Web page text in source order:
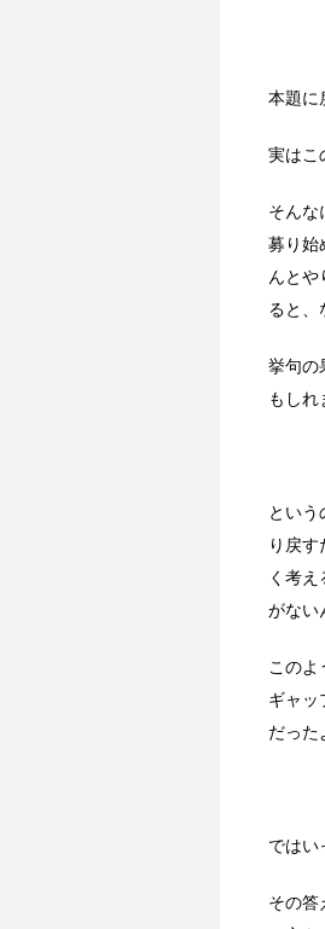
本題に
実はこ
そんな
募り始
んと
ると、
挙句の
もしれ
という
り戻
く考
がない
この
ギャッ
だった
ではい
その答